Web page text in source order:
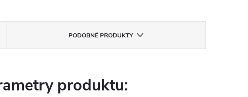
PODOBNÉ PRODUKTY
produktu: